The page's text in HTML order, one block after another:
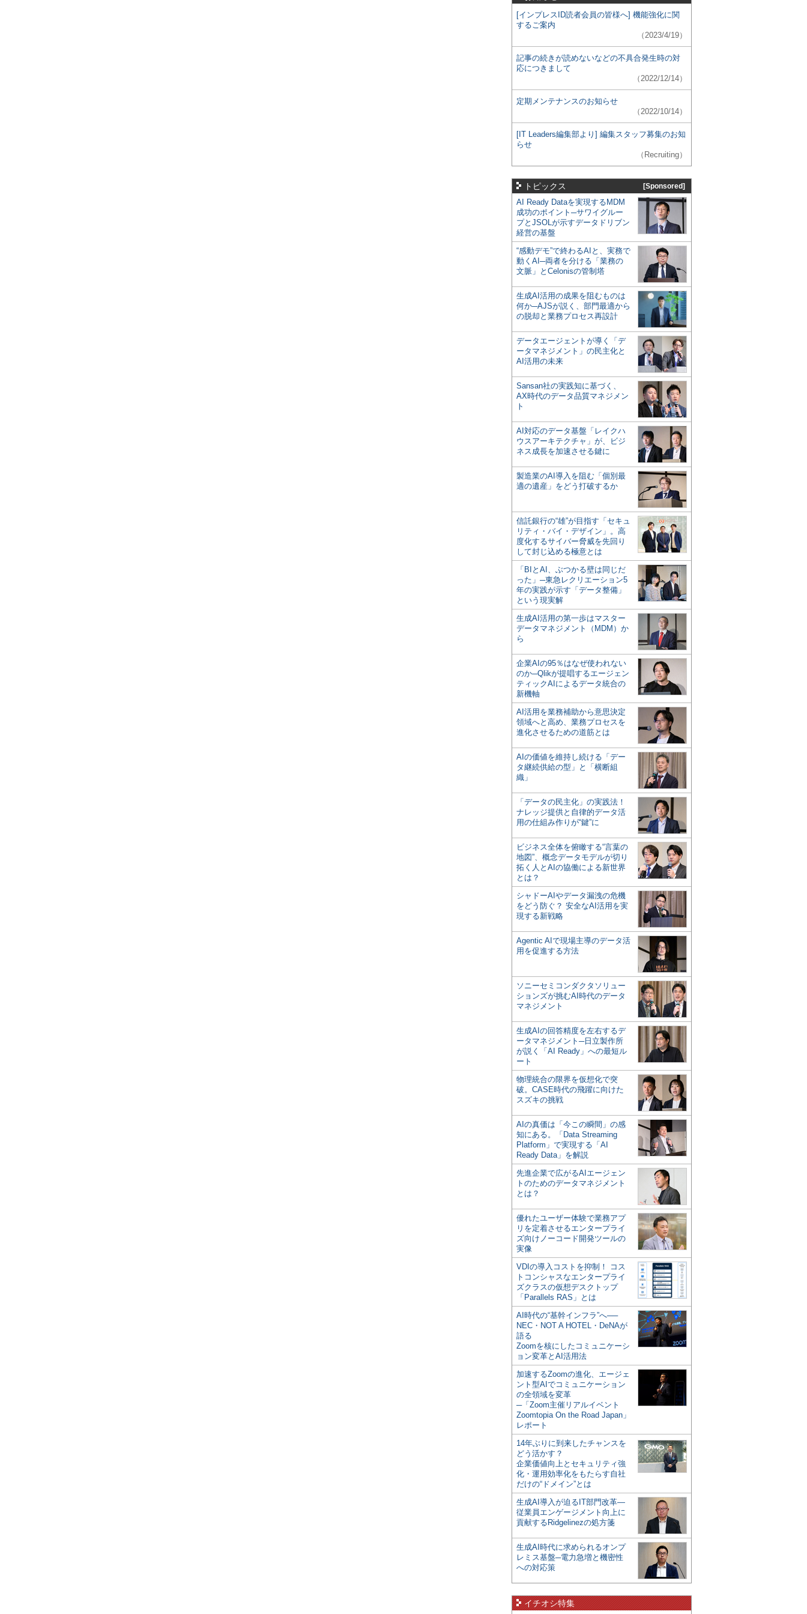
[インプレスID読者会員の皆様へ] 機能強化に関
するご案内
（2023/4/19）
記事の続きが読めないなどの不具合発生時の対
応につきまして
（2022/12/14）
定期メンテナンスのお知らせ
（2022/10/14）
[IT Leaders編集部より] 編集スタッフ募集のお知
らせ
（Recruiting）
トピックス [Sponsored]
AI Ready Dataを実現するMDM
成功のポイント─サワイグルー
プとJSOLが示すデータドリブン
経営の基盤
“感動デモ”で終わるAIと、実務で
動くAI─両者を分ける「業務の
文脈」とCelonisの管制塔
生成AI活用の成果を阻むものは
何か─AJSが説く、部門最適から
の脱却と業務プロセス再設計
データエージェントが導く「デ
ータマネジメント」の民主化と
AI活用の未来
Sansan社の実践知に基づく、
AX時代のデータ品質マネジメン
ト
AI対応のデータ基盤「レイクハ
ウスアーキテクチャ」が、ビジ
ネス成長を加速させる鍵に
製造業のAI導入を阻む「個別最
適の遺産」をどう打破するか
信託銀行の“雄”が目指す「セキュ
リティ・バイ・デザイン」。高
度化するサイバー脅威を先回り
して封じ込める極意とは
「BIとAI、ぶつかる壁は同じだ
った」─東急レクリエーション5
年の実践が示す「データ整備」
という現実解
生成AI活用の第一歩はマスター
データマネジメント（MDM）か
ら
企業AIの95％はなぜ使われない
のか─Qlikが提唱するエージェン
ティックAIによるデータ統合の
新機軸
AI活用を業務補助から意思決定
領域へと高め、業務プロセスを
進化させるための道筋とは
AIの価値を維持し続ける「デー
タ継続供給の型」と「横断組
織」
「データの民主化」の実践法！
ナレッジ提供と自律的データ活
用の仕組み作りが“鍵”に
ビジネス全体を俯瞰する“言葉の
地図”、概念データモデルが切り
拓く人とAIの協働による新世界
とは？
シャドーAIやデータ漏洩の危機
をどう防ぐ？ 安全なAI活用を実
現する新戦略
Agentic AIで現場主導のデータ活
用を促進する方法
ソニーセミコンダクタソリュー
ションズが挑むAI時代のデータ
マネジメント
生成AIの回答精度を左右するデ
ータマネジメント─日立製作所
が説く「AI Ready」への最短ル
ート
物理統合の限界を仮想化で突
破。CASE時代の飛躍に向けた
スズキの挑戦
AIの真価は「今この瞬間」の感
知にある。「Data Streaming
Platform」で実現する「AI
Ready Data」を解説
先進企業で広がるAIエージェン
トのためのデータマネジメント
とは？
優れたユーザー体験で業務アプ
リを定着させるエンタープライ
ズ向けノーコード開発ツールの
実像
VDIの導入コストを抑制！ コス
トコンシャスなエンタープライ
ズクラスの仮想デスクトップ
「Parallels RAS」とは
AI時代の“基幹インフラ”へ──
NEC・NOT A HOTEL・DeNAが
語る
Zoomを核にしたコミュニケーシ
ョン変革とAI活用法
加速するZoomの進化、エージェ
ント型AIでコミュニケーション
の全領域を変革
─「Zoom主催リアルイベント
Zoomtopia On the Road Japan」
レポート
14年ぶりに到来したチャンスを
どう活かす？
企業価値向上とセキュリティ強
化・運用効率化をもたらす自社
だけの“ドメイン”とは
生成AI導入が迫るIT部門改革―
従業員エンゲージメント向上に
貢献するRidgelinezの処方箋
生成AI時代に求められるオンプ
レミス基盤─電力急増と機密性
への対応策
イチオシ特集